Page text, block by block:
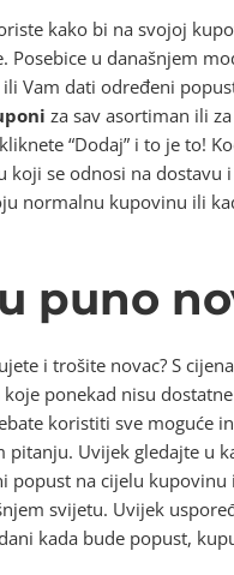
kako bi na svojoj
u današnjem
Vam dati određeni
za sav asortiman ili
“Dodaj” i to je to!
se odnosi na
normalnu kupovinu ili
puno
i trošite novac? S
ponekad nisu
koristiti sve moguće
Uvijek gledajte u
na cijelu
svijetu. Uvijek
kada bude popust,